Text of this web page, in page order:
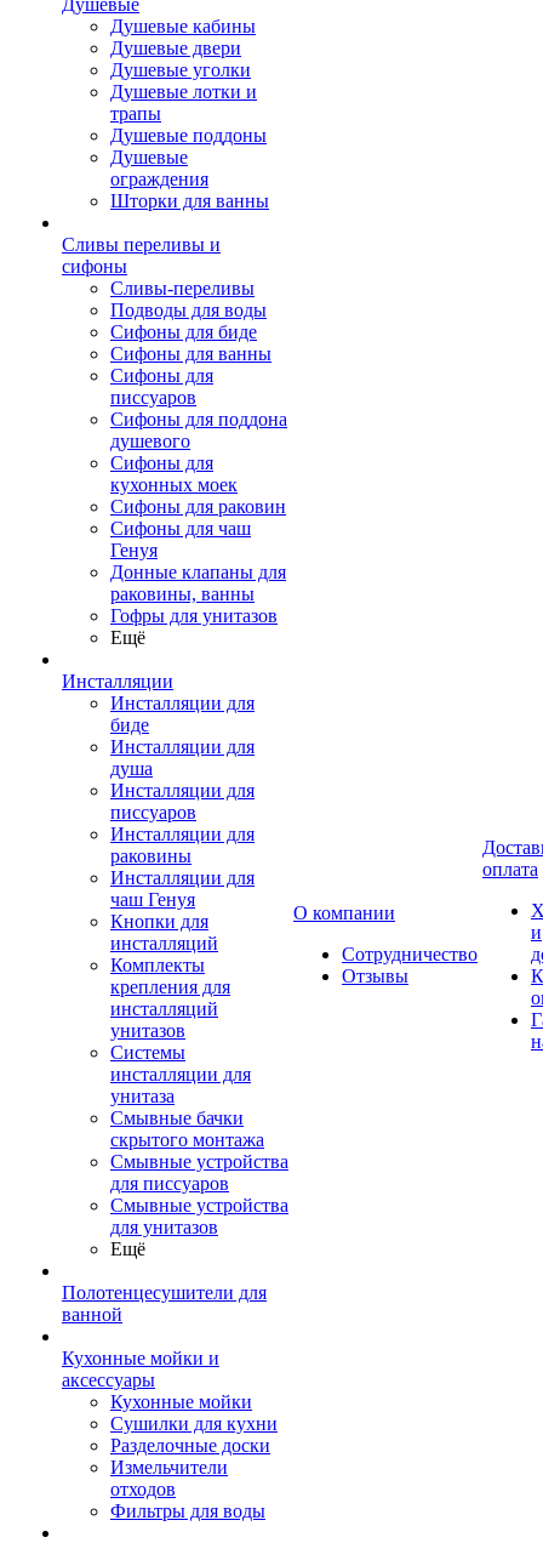
Душевые
Душевые кабины
Душевые двери
Душевые уголки
Душевые лотки и
трапы
Душевые поддоны
Душевые
ограждения
Шторки для ванны
Сливы переливы и
сифоны
Сливы-переливы
Подводы для воды
Сифоны для биде
Сифоны для ванны
Сифоны для
писсуаров
Сифоны для поддона
душевого
Сифоны для
кухонных моек
Сифоны для раковин
Сифоны для чаш
Генуя
Донные клапаны для
раковины, ванны
Гофры для унитазов
Ещё
Инсталляции
Инсталляции для
биде
Инсталляции для
душа
Инсталляции для
писсуаров
Инсталляции для
раковины
Инсталляции для
чаш Генуя
Кнопки для
инсталляций
Комплекты
крепления для
инсталляций
унитазов
Системы
инсталляции для
унитаза
Смывные бачки
скрытого монтажа
Смывные устройства
для писсуаров
Смывные устройства
для унитазов
Ещё
Полотенцесушители для
ванной
Кухонные мойки и
аксессуары
Кухонные мойки
Сушилки для кухни
Разделочные доски
Измельчители
отходов
Фильтры для воды
О компании
Сотрудничество
Отзывы
оплата
и